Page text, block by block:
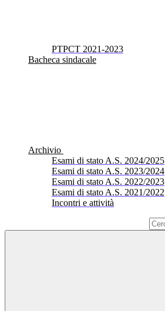
PTPCT 2021-2023
Bacheca sindacale
Archivio
Esami di stato A.S. 2024/2025
Esami di stato A.S. 2023/2024
Esami di stato A.S. 2022/2023
Esami di stato A.S. 2021/2022
Incontri e attività